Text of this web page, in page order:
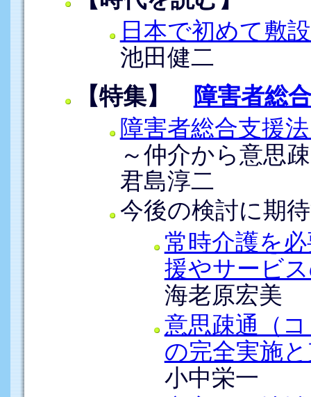
日本で初めて敷
池田健二
【特集】
障害者総
障害者総合支援
～仲介から意思
君島淳二
今後の検討に期
常時介護を
援やサービ
海老原宏美
意思疎通（
の完全実施
小中栄一